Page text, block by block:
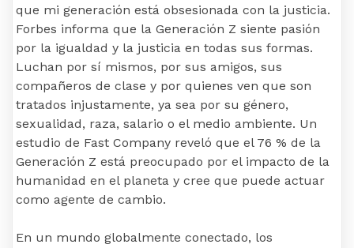
que mi generación está obsesionada con la justicia.
Forbes informa que la Generación Z siente pasión
por la igualdad y la justicia en todas sus formas.
Luchan por sí mismos, por sus amigos, sus
compañeros de clase y por quienes ven que son
tratados injustamente, ya sea por su género,
sexualidad, raza, salario o el medio ambiente. Un
estudio de Fast Company reveló que el 76 % de la
Generación Z está preocupado por el impacto de la
humanidad en el planeta y cree que puede actuar
como agente de cambio.
En un mundo globalmente conectado, los